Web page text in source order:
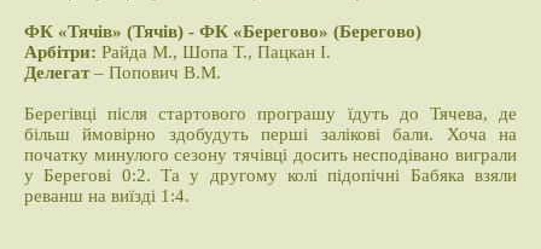
ФК «Тячів» (Тячів) - ФК «Берегово» (Берегово)
Арбітри: Райда М., Шопа Т., Пацкан І.
Делегат– Попович В.М.
Берегівці після стартового програшу їдуть до Тячева, де
більш ймовірно здобудуть перші залікові бали. Хоча на
початку минулого сезону тячівці досить несподівано виграли
у Берегові 0:2. Та у другому колі підопічні Бабяка взяли
реванш на виїзді 1:4.